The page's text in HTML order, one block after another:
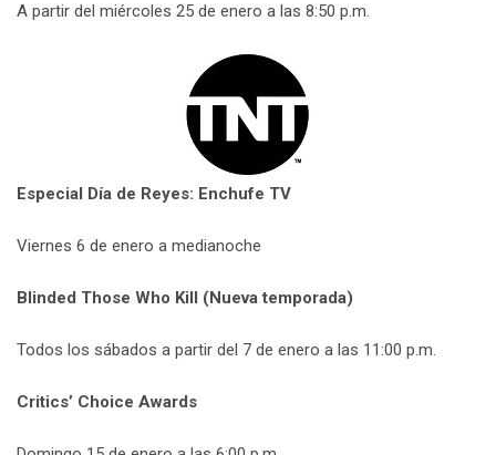
A partir del miércoles 25 de enero a las 8:50 p.m.
Especial Día de Reyes: Enchufe TV
Viernes 6 de enero a medianoche
Blinded Those Who Kill (Nueva temporada)
Todos los sábados a partir del 7 de enero a las 11:00 p.m.
Critics’ Choice Awards